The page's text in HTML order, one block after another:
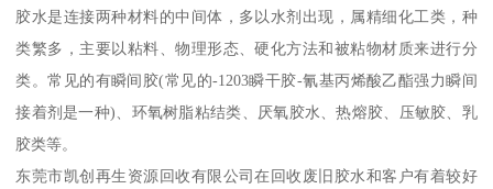
胶水是连接两种材料的中间体，多以水剂出现，属精细化工类，种
类繁多，主要以粘料、物理形态、硬化方法和被粘物材质来进行分
类。常见的有瞬间胶(常见的-1203瞬干胶-氰基丙烯酸乙酯强力瞬间
接着剂是一种)、环氧树脂粘结类、厌氧胶水、热熔胶、压敏胶、乳
胶类等。
东莞市凯创再生资源回收有限公司在回收废旧胶水和客户有着较好